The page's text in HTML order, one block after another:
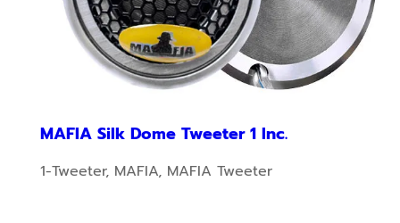
MAFIA Silk Dome Tweeter 1 Inc.
1-Tweeter, MAFIA, MAFIA Tweeter